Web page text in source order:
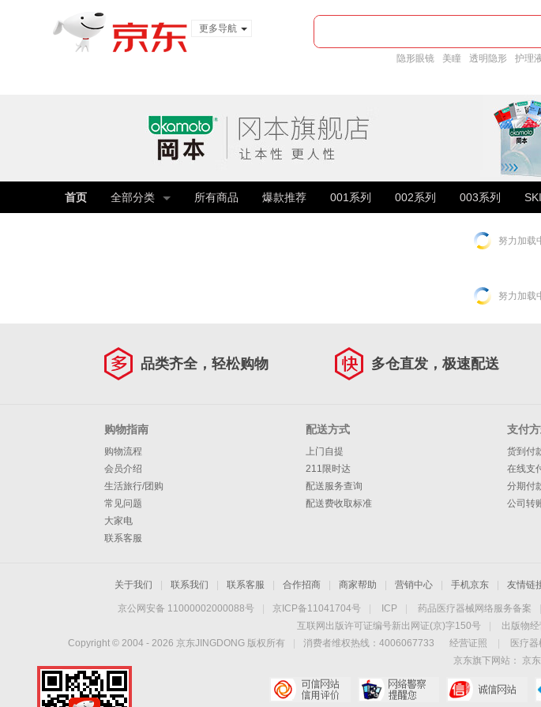
更多导航
隐形眼镜 美瞳 透明隐形 护理
首页 全部分类 所有商品 爆款推荐 001系列 002系列 003系列
努力加载
努力加载
品类齐全，轻松购物 多仓直发，极速配送
购物指南
购物流程
会员介绍
生活旅行/团购
常见问题
大家电
联系客服
配送方式
上门自提
211限时达
配送服务查询
配送费收取标准
支付
货到付
在线支
分期付
公司转
关于我们 联系我们 联系客服 合作招商 商家帮助 营销中心 手机京东 友情链
京公网安备 11000002000088号 京ICP备11041704号 ICP 药品医疗器械网络服务备案
互联网出版许可证编号新出网证(京)字150号
出版物
Copyright © 2004 - 2026 京东JINGDONG 版权所有 消费者维权热线：4006067733 经营证照 医疗
京东旗下网站：
京